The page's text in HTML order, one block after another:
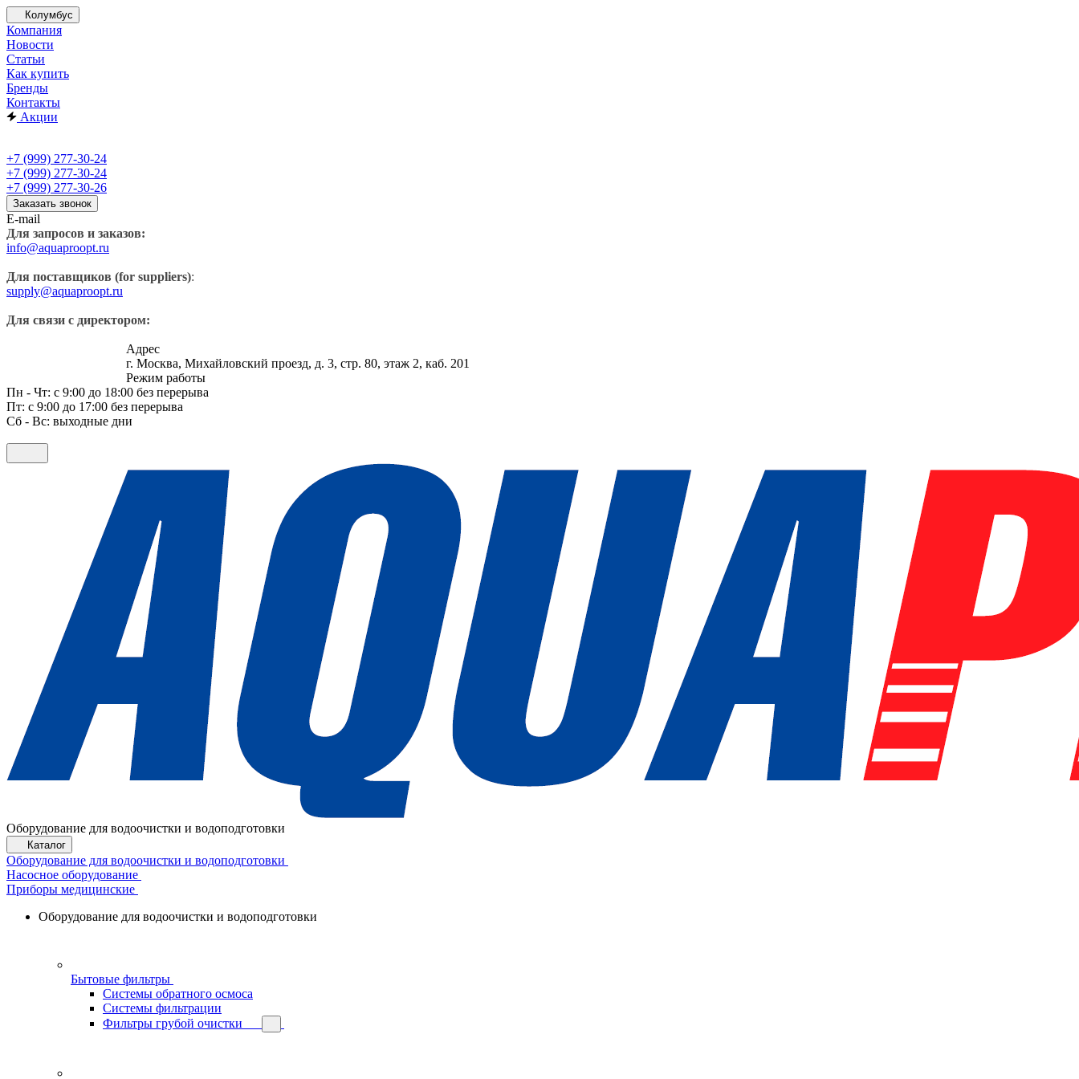
Колумбус
Компания
Новости
Статьи
Как купить
Бренды
Контакты
Акции
+7 (999) 277-30-24
+7 (999) 277-30-24
+7 (999) 277-30-26
Заказать звонок
E-mail
Для запросов и заказов:
info@aquaproopt.ru
Для поставщиков (for suppliers):
supply@aquaproopt.ru
Для связи с директором:
Адрес
г. Москва, Михайловский проезд, д. 3, стр. 80, этаж 2, каб. 201
Режим работы
Пн - Чт: с 9:00 до 18:00 без перерыва
Пт: с 9:00 до 17:00 без перерыва
Сб - Вс: выходные дни
Оборудование для водоочистки и водоподготовки
Каталог
Оборудование для водоочистки и водоподготовки
Насосное оборудование
Приборы медицинские
Оборудование для водоочистки и водоподготовки
Бытовые фильтры
Системы обратного осмоса
Системы фильтрации
Фильтры грубой очистки